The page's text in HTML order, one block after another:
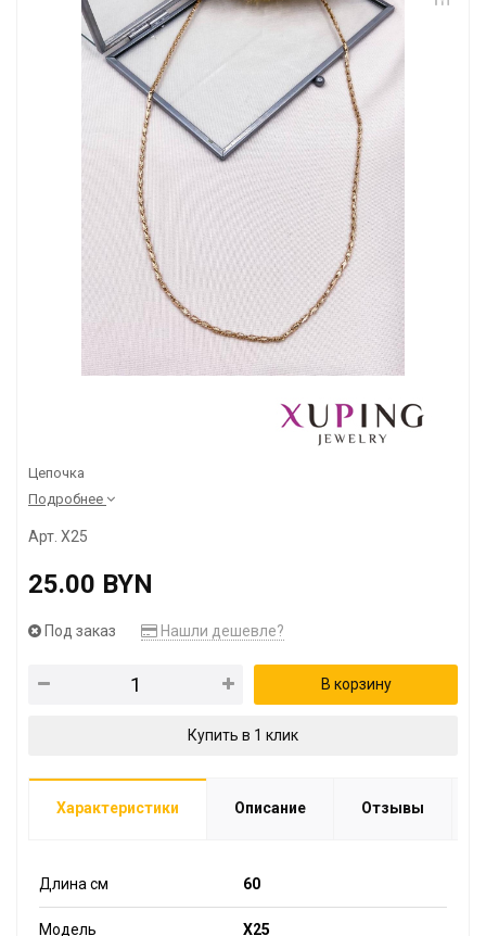
Положение о cookie-файлах
Цепочка
Подробнее
Арт. X25
25.00 BYN
Под заказ Нашли дешевле?
В корзину
Купить в 1 клик
Характеристики Описание Отзывы
Длина см 60
Модель X25